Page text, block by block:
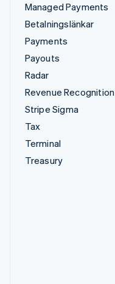
Managed Payments
Betalningslänkar
Payments
Payouts
Radar
Revenue Recognition
Stripe Sigma
Tax
Terminal
Treasury